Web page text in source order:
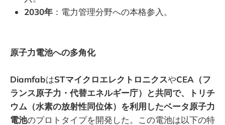
2030年 ：電力管理分野への本格参入。
原子力電池への多角化
DiamfabはSTマイクロエレクトロニクスやCEA（フ
ランス原子力・代替エネルギー庁）と共同で、トリチ
ウム（水素の放射性同位体）を利用したベータ原子力
電池のプロトタイプを開発した。この電池は以下の特